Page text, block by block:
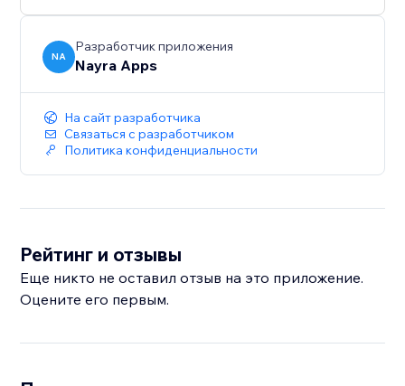
NA
Разработчик приложения
Nayra Apps
На сайт разработчика
Связаться с разработчиком
Политика конфиденциальности
Рейтинг и отзывы
Еще никто не оставил отзыв на это приложение.
Оцените его первым.